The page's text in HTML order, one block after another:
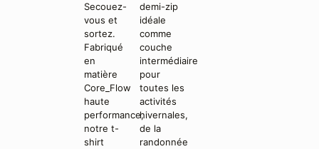
$45.00.
$25.00.
Secouez-
vous et
sortez.
Fabriqué
en
matière
Core_Flow
haute
performance,
notre t-
shirt
demi-zip
idéale
comme
couche
intermédiaire
pour
toutes les
activités
hivernales,
de la
randonnée